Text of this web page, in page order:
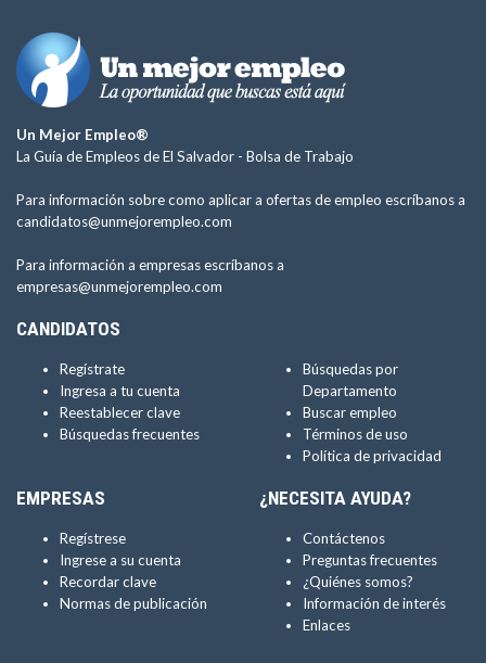
Un Mejor Empleo®
La Guía de Empleos de El Salvador - Bolsa de Trabajo
Para información sobre como aplicar a ofertas de empleo escríbanos a
candidatos@unmejorempleo.com
Para información a empresas escríbanos a
empresas@unmejorempleo.com
CANDIDATOS
Regístrate
Ingresa a tu cuenta
Reestablecer clave
Búsquedas frecuentes
Búsquedas por
Departamento
Buscar empleo
Términos de uso
Política de privacidad
EMPRESAS
Regístrese
Ingrese a su cuenta
Recordar clave
Normas de publicación
¿NECESITA AYUDA?
Contáctenos
Preguntas frecuentes
¿Quiénes somos?
Información de interés
Enlaces